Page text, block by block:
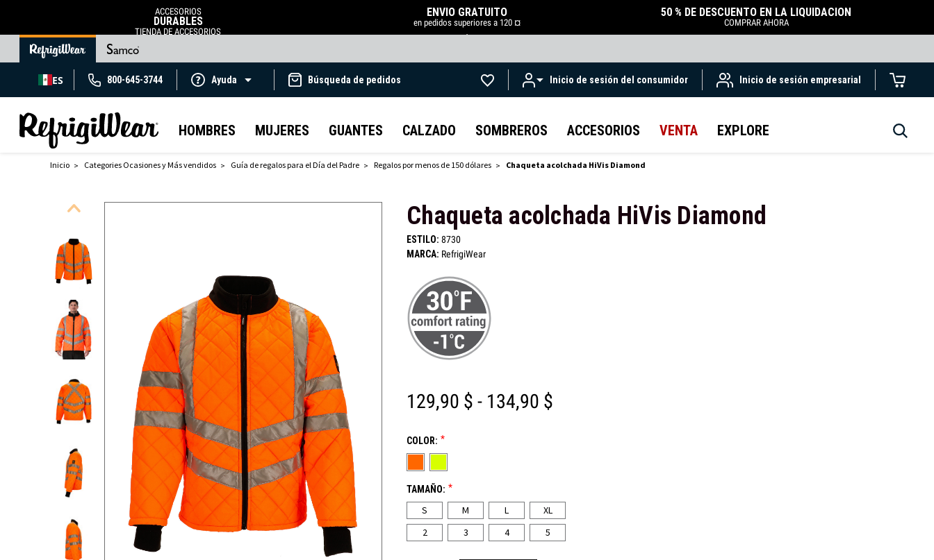
ACCESORIOS
DURABLES
TIENDA DE ACCESORIOS
ENVÍO GRATUITO
en pedidos superiores a 120 ¤
.
50 % DE DESCUENTO EN LA LIQUIDACIÓN
COMPRAR AHORA
ES 800-645-3744 Ayuda Búsqueda de pedidos Inicio de sesión del consumidor Inicio de sesión empresarial
HOMBRES MUJERES GUANTES CALZADO SOMBREROS ACCESORIOS VENTA EXPLORE
Inicio Categories Ocasiones y Más vendidos Guía de regalos para el Día del Padre Regalos por menos de 150 dólares Chaqueta acolchada HiVis Diamond
Chaqueta acolchada HiVis Diamond
ESTILO: 8730
MARCA: RefrigiWear
129,90 $ - 134,90 $
COLOR: *
TAMAÑO: *
S M L
XL
2
3 4 5